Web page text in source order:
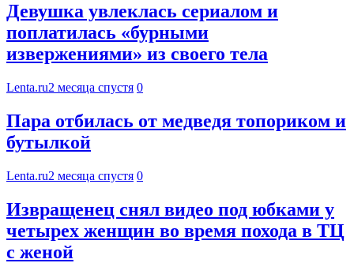
Девушка увлеклась сериалом и
поплатилась «бурными
извержениями» из своего тела
Lenta.ru2 месяца спустя 0
Пара отбилась от медведя топориком и
бутылкой
Lenta.ru2 месяца спустя 0
Извращенец снял видео под юбками у
четырех женщин во время похода в ТЦ
с женой